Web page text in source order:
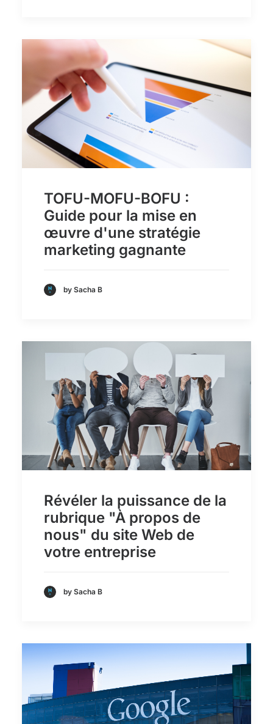
TOFU-MOFU-BOFU :
Guide pour la mise en
œuvre d'une stratégie
marketing gagnante
by Sacha B
Révéler la puissance de la
rubrique "À propos de
nous" du site Web de
votre entreprise
by Sacha B